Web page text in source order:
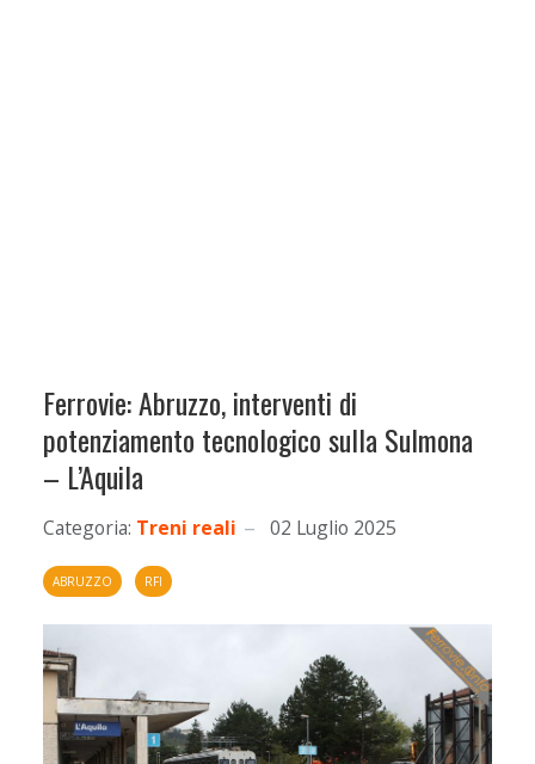
Ferrovie: Abruzzo, interventi di
potenziamento tecnologico sulla Sulmona
– L’Aquila
Categoria: Treni reali 02 Luglio 2025
ABRUZZO RFI